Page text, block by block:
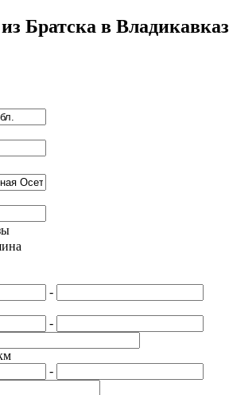
Братска в Владикавказ
-
-
-